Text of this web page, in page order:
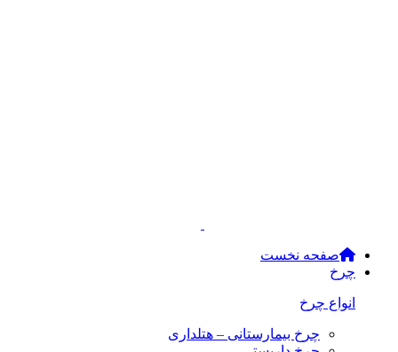
صفحه نخست
چرخ
انواع چرخ
چرخ بیمارستانی – هتلداری